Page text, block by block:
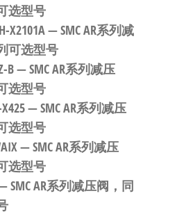
选型号
X2101A— SMC AR系列减
可选型号
B— SMC AR系列减压
选型号
— SMC AR系列减压
选型号
— SMC AR系列减压
选型号
SMC AR系列减压阀，同